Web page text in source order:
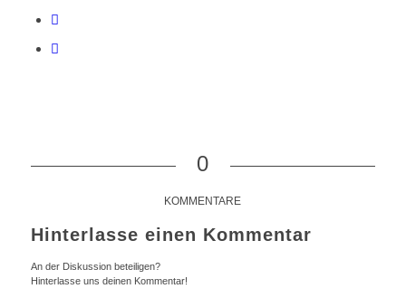
0
KOMMENTARE
Hinterlasse einen Kommentar
An der Diskussion beteiligen?
Hinterlasse uns deinen Kommentar!